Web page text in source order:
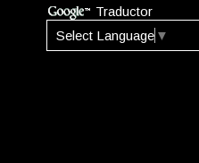
Traductor
Select Language ▼